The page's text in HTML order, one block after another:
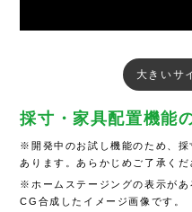
大きいサ
採寸・家具配置機能
※開発中のお試し機能のため、採
あります。あらかじめご了承くだ
※ホームステージングの表示があ
CG合成したイメージ画像です。